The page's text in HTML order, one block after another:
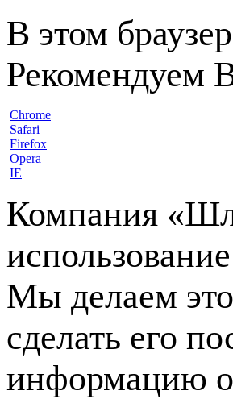
В этом
Рекомендуем
Chrome
Safari
Firefox
Opera
IE
Компания
Мы делаем
сделать его
информацию о